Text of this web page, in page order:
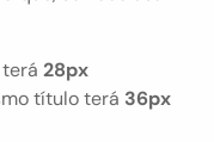
28px
título terá 36px